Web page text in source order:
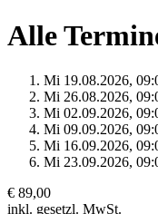
Alle
Mi 19.08.2026,
Mi 26.08.2026,
Mi 02.09.2026,
Mi 09.09.2026,
Mi 16.09.2026,
Mi 23.09.2026,
€ 89,00
inkl. gesetzl. MwSt.